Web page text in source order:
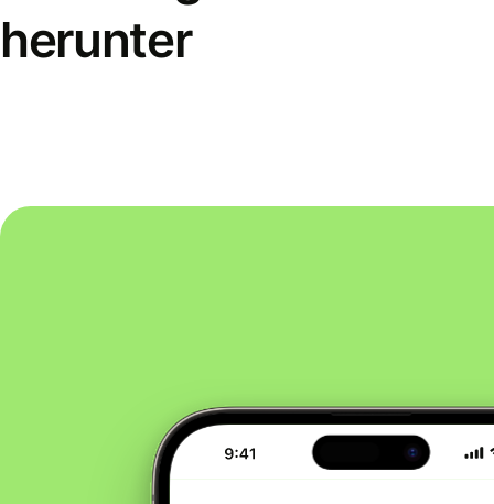
herunter